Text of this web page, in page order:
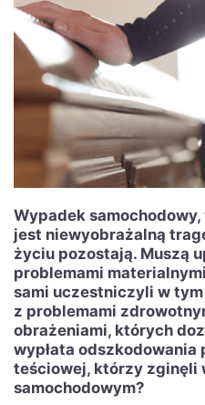
Wypadek
jest niewyobrażalną
życiu pozostają. Muszą
problemami
sami uczestniczyli w
z problemami
obrażeniami, których
wypłata odszkodowania
teściowej, którzy zginęli
samochodowym?